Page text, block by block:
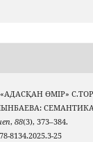
«АДАСҚАН ӨМІР»
, 88(3), 373–384.
8134.2025.3-25